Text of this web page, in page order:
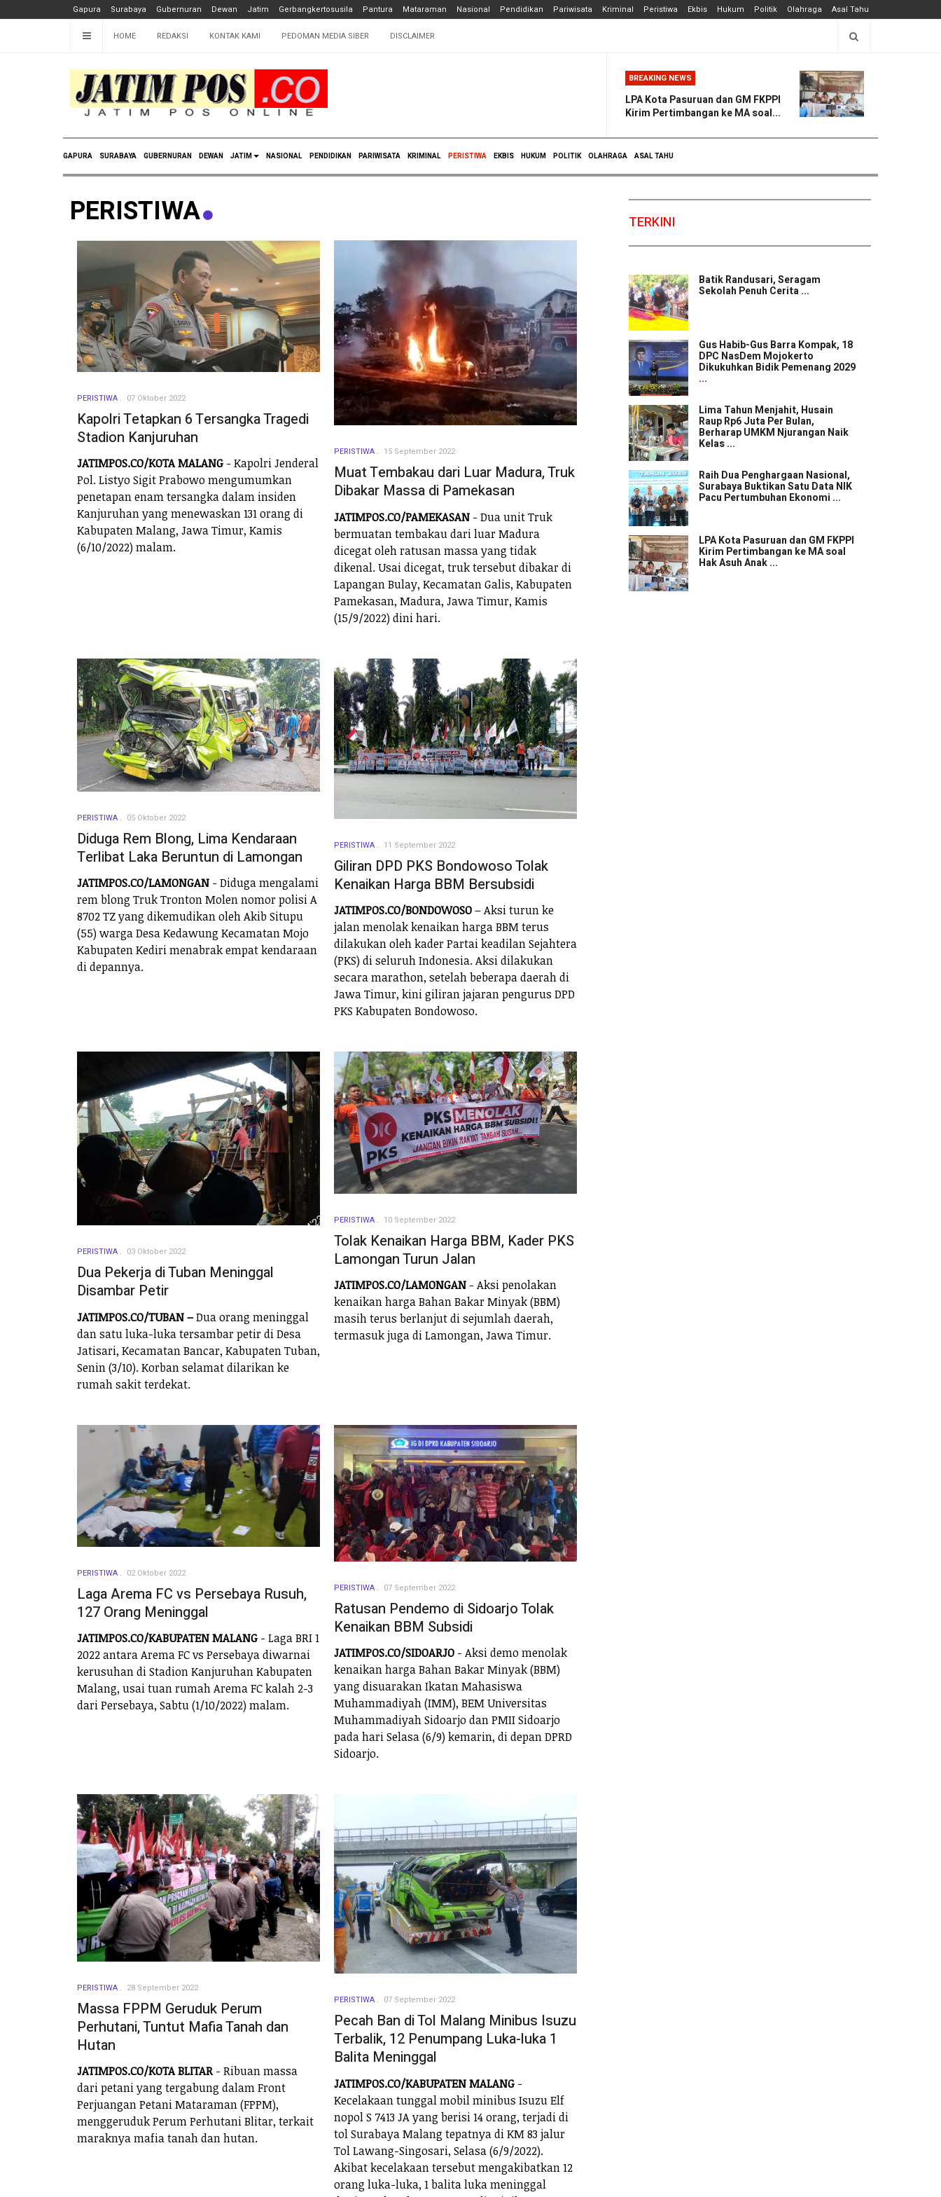
Gapura Surabaya Gubernuran Dewan Jatim Gerbangkertosusila Pantura Mataraman Nasional Pendidikan Pariwisata Kriminal Peristiwa Ekbis Hukum Politik Olahraga Asal Tahu
HOME REDAKSI KONTAK KAMI PEDOMAN MEDIA SIBER DISCLAIMER
BREAKING NEWS
LPA Kota Pasuruan dan GM FKPPI
Kirim Pertimbangan ke MA soal...
GAPURA SURABAYA GUBERNURAN DEWAN JATIM NASIONAL PENDIDIKAN PARIWISATA KRIMINAL PERISTIWA EKBIS HUKUM POLITIK OLAHRAGA ASAL TAHU
PERISTIWA
PERISTIWA 07 Oktober 2022
Kapolri Tetapkan 6 Tersangka Tragedi
Stadion Kanjuruhan
JATIMPOS.CO/KOTA MALANG - Kapolri Jenderal
Pol. Listyo Sigit Prabowo mengumumkan
penetapan enam tersangka dalam insiden
Kanjuruhan yang menewaskan 131 orang di
Kabupaten Malang, Jawa Timur, Kamis
(6/10/2022) malam.
PERISTIWA 15 September 2022
Muat Tembakau dari Luar Madura, Truk
Dibakar Massa di Pamekasan
JATIMPOS.CO/PAMEKASAN - Dua unit Truk
bermuatan tembakau dari luar Madura
dicegat oleh ratusan massa yang tidak
dikenal. Usai dicegat, truk tersebut dibakar di
Lapangan Bulay, Kecamatan Galis, Kabupaten
Pamekasan, Madura, Jawa Timur, Kamis
(15/9/2022) dini hari.
PERISTIWA 05 Oktober 2022
Diduga Rem Blong, Lima Kendaraan
Terlibat Laka Beruntun di Lamongan
JATIMPOS.CO/LAMONGAN - Diduga mengalami
rem blong Truk Tronton Molen nomor polisi A
8702 TZ yang dikemudikan oleh Akib Situpu
(55) warga Desa Kedawung Kecamatan Mojo
Kabupaten Kediri menabrak empat kendaraan
di depannya.
PERISTIWA 11 September 2022
Giliran DPD PKS Bondowoso Tolak
Kenaikan Harga BBM Bersubsidi
JATIMPOS.CO/BONDOWOSO– Aksi turun ke
jalan menolak kenaikan harga BBM terus
dilakukan oleh kader Partai keadilan Sejahtera
(PKS) di seluruh Indonesia. Aksi dilakukan
secara marathon, setelah beberapa daerah di
Jawa Timur, kini giliran jajaran pengurus DPD
PKS Kabupaten Bondowoso.
PERISTIWA 03 Oktober 2022
Dua Pekerja di Tuban Meninggal
Disambar Petir
JATIMPOS.CO/TUBAN –Dua orang meninggal
dan satu luka-luka tersambar petir di Desa
Jatisari, Kecamatan Bancar, Kabupaten Tuban,
Senin (3/10). Korban selamat dilarikan ke
rumah sakit terdekat.
PERISTIWA 10 September 2022
Tolak Kenaikan Harga BBM, Kader PKS
Lamongan Turun Jalan
JATIMPOS.CO/LAMONGAN - Aksi penolakan
kenaikan harga Bahan Bakar Minyak (BBM)
masih terus berlanjut di sejumlah daerah,
termasuk juga di Lamongan, Jawa Timur.
PERISTIWA 02 Oktober 2022
Laga Arema FC vs Persebaya Rusuh,
127 Orang Meninggal
JATIMPOS.CO/KABUPATEN MALANG - Laga BRI 1
2022 antara Arema FC vs Persebaya diwarnai
kerusuhan di Stadion Kanjuruhan Kabupaten
Malang, usai tuan rumah Arema FC kalah 2-3
dari Persebaya, Sabtu (1/10/2022) malam.
PERISTIWA 07 September 2022
Ratusan Pendemo di Sidoarjo Tolak
Kenaikan BBM Subsidi
JATIMPOS.CO/SIDOARJO - Aksi demo menolak
kenaikan harga Bahan Bakar Minyak (BBM)
yang disuarakan Ikatan Mahasiswa
Muhammadiyah (IMM), BEM Universitas
Muhammadiyah Sidoarjo dan PMII Sidoarjo
pada hari Selasa (6/9) kemarin, di depan DPRD
Sidoarjo.
PERISTIWA 28 September 2022
Massa FPPM Geruduk Perum
Perhutani, Tuntut Mafia Tanah dan
Hutan
JATIMPOS.CO/KOTA BLITAR- Ribuan massa
dari petani yang tergabung dalam Front
Perjuangan Petani Mataraman (FPPM),
menggeruduk Perum Perhutani Blitar, terkait
maraknya mafia tanah dan hutan.
PERISTIWA 07 September 2022
Pecah Ban di Tol Malang Minibus Isuzu
Terbalik, 12 Penumpang Luka-luka 1
Balita Meninggal
JATIMPOS.CO/KABUPATEN MALANG -
Kecelakaan tunggal mobil minibus Isuzu Elf
nopol S 7413 JA yang berisi 14 orang, terjadi di
tol Surabaya Malang tepatnya di KM 83 jalur
Tol Lawang-Singosari, Selasa (6/9/2022).
Akibat kecelakaan tersebut mengakibatkan 12
orang luka-luka, 1 balita luka meninggal
TERKINI
Batik Randusari, Seragam
Sekolah Penuh Cerita ...
Gus Habib-Gus Barra Kompak, 18
DPC NasDem Mojokerto
Dikukuhkan Bidik Pemenang 2029
...
Lima Tahun Menjahit, Husain
Raup Rp6 Juta Per Bulan,
Berharap UMKM Njurangan Naik
Kelas ...
Raih Dua Penghargaan Nasional,
Surabaya Buktikan Satu Data NIK
Pacu Pertumbuhan Ekonomi ...
LPA Kota Pasuruan dan GM FKPPI
Kirim Pertimbangan ke MA soal
Hak Asuh Anak ...